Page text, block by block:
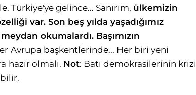
Türkiye'ye gelince... Sanırım, ülkemizin
var. Son beş yılda yaşadığımız
meydan okumalardı. Başımızın
Avrupa başkentlerinde... Her biri yeni
hazır olmalı. Not: Batı demokrasilerinin krizi